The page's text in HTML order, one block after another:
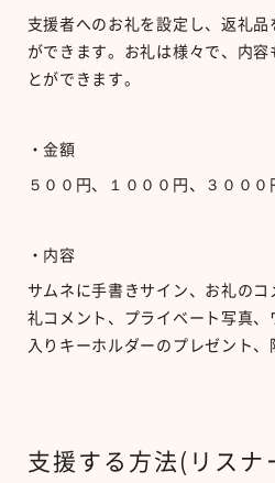
支援者へのお礼を設定し、返礼品
ができます。お礼は様々で、内容
とができます。
・金額
５００円、１０００円、３００
・内容
サムネに手書きサイン、お礼の
礼コメント、プライベート写真
入りキーホルダーのプレゼント
支援する方法(リスナ